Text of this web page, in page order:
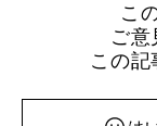
こ
ご意
この記